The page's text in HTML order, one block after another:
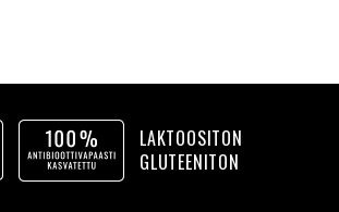
LAKTOOSITON
GLUTEENITON